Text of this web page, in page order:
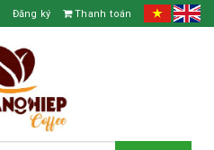
Đăng ký Thanh toán